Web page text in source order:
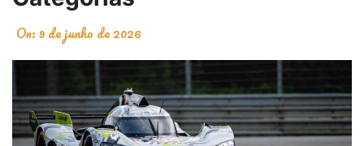
On:9 de junho de 2026